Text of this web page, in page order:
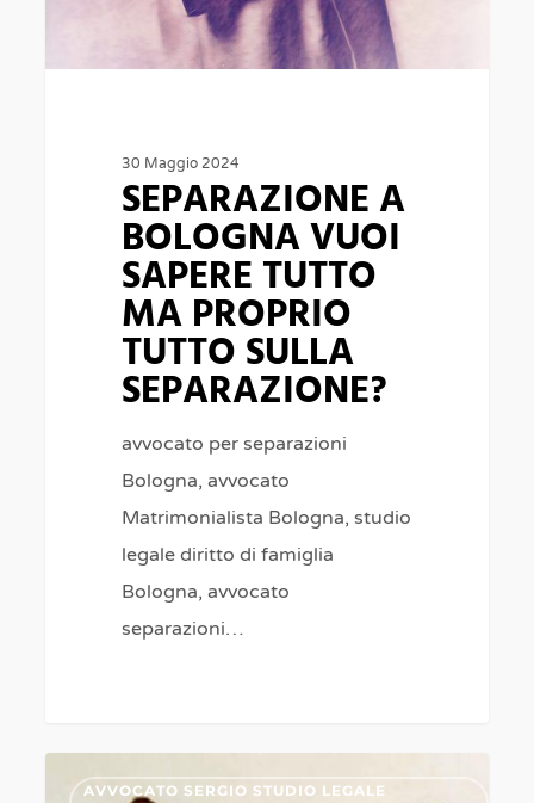
SEPARAZIONE?
30 Maggio 2024
SEPARAZIONE A
BOLOGNA VUOI
SAPERE TUTTO
MA PROPRIO
TUTTO SULLA
SEPARAZIONE?
avvocato per separazioni
Bologna, avvocato
Matrimonialista Bologna, studio
legale diritto di famiglia
Bologna, avvocato
separazioni…
AVVOCATO SERGIO STUDIO LEGALE